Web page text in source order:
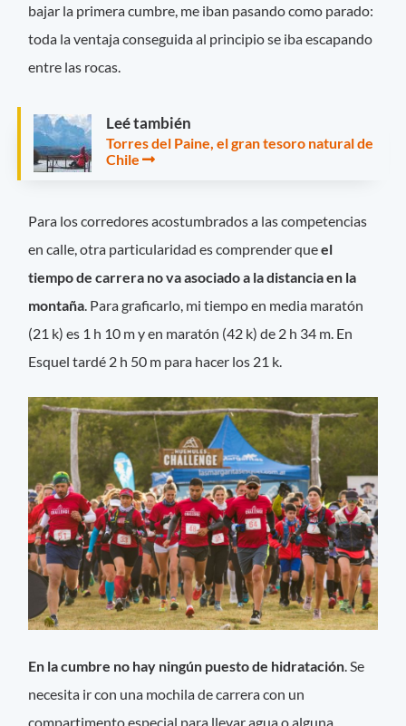
bajar la primera cumbre, me iban pasando como parado:
toda la ventaja conseguida al principio se iba escapando
entre las rocas.
Leé también
Torres del Paine, el gran tesoro natural de
Chile
Para los corredores acostumbrados a las competencias
en calle, otra particularidad es comprender queel
tiempo de carrera no va asociado a la distancia en la
montaña . Para graficarlo, mi tiempo en media maratón
(21 k) es 1 h 10 m y en maratón (42 k) de 2 h 34 m. En
Esquel tardé 2 h 50 m para hacer los 21 k.
En la cumbre no hay ningún puesto de hidratación. Se
necesita ir con una mochila de carrera con un
compartimento especial para llevar agua o alguna